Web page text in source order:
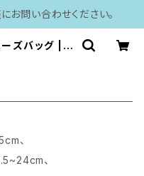
お問い合わせください。
ーズバッグ | g
、
、